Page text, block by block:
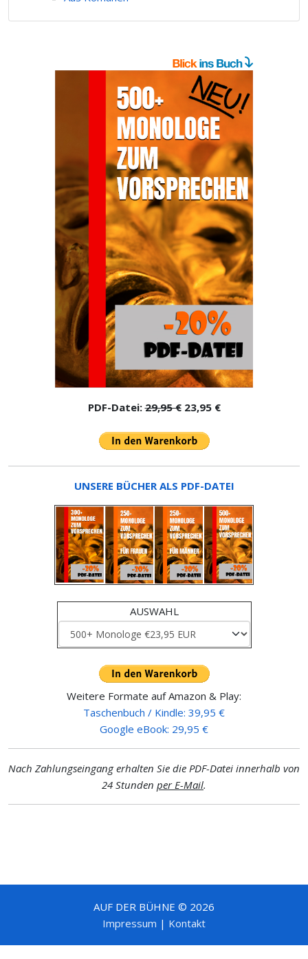
PDF-Datei:29,95 €23,95 €
UNSERE BÜCHER ALS PDF-DATEI
AUSWAHL
Weitere Formate auf Amazon & Play:
Taschenbuch / Kindle: 39,95 €
Google eBook: 29,95 €
Nach Zahlungseingang erhalten Sie die PDF-Datei innerhalb von
24 Stunden per E-Mail.
AUF DER BÜHNE © 2026
Impressum | Kontakt